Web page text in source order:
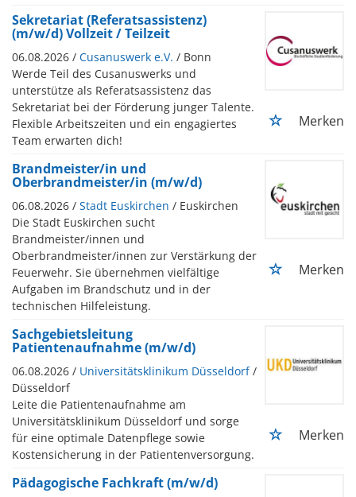
Sekretariat (Referatsassistenz)
(m/w/d) Vollzeit / Teilzeit
06.08.2026 / Cusanuswerk e.V. / Bonn
Werde Teil des Cusanuswerks und
unterstütze als Referatsassistenz das
Sekretariat bei der Förderung junger Talente.
Flexible Arbeitszeiten und ein engagiertes
Team erwarten dich!
Merken
Brandmeister/in und
Oberbrandmeister/in (m/w/d)
06.08.2026 / Stadt Euskirchen / Euskirchen
Die Stadt Euskirchen sucht
Brandmeister/innen und
Oberbrandmeister/innen zur Verstärkung der
Feuerwehr. Sie übernehmen vielfältige
Aufgaben im Brandschutz und in der
technischen Hilfeleistung.
Merken
Sachgebietsleitung
Patientenaufnahme (m/w/d)
06.08.2026 / Universitätsklinikum Düsseldorf /
Düsseldorf
Leite die Patientenaufnahme am
Universitätsklinikum Düsseldorf und sorge
für eine optimale Datenpflege sowie
Kostensicherung in der Patientenversorgung.
Merken
Pädagogische Fachkraft (m/w/d)